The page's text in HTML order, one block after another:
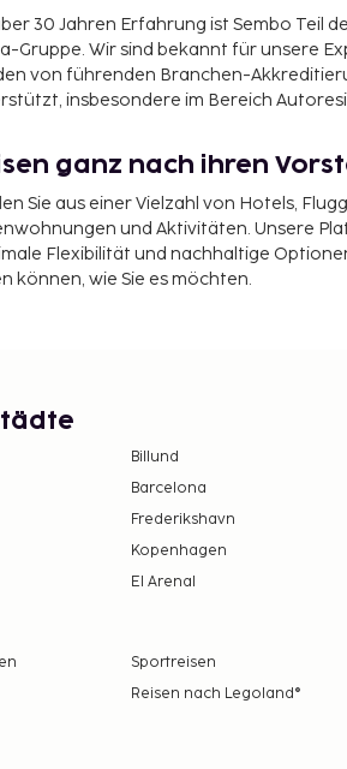
30 Jahren Erfahrung ist Sembo Teil
Gruppe. Wir sind bekannt für unsere
von führenden Branchen-
insbesondere im Bereich
ganz nach ihren
Sie aus einer Vielzahl von Hotels,
und Aktivitäten. Unsere
Flexibilität und nachhaltige
können, wie Sie es möchten.
Billund
Barcelona
Frederikshavn
Kopenhagen
El Arenal
Sportreisen
Reisen nach Legoland®